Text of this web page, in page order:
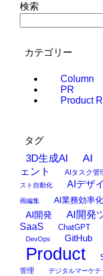
検索
カテゴリー
Column
PR
Product
タグ
3D生成AI AI
ェント
AIタスク管
スト自動化
AIデザ
画編集 AI業務効率化
AI開発 AI開発
SaaS
ChatGPT
DevOps GitHub
Product
管理
デジタルマーケテ